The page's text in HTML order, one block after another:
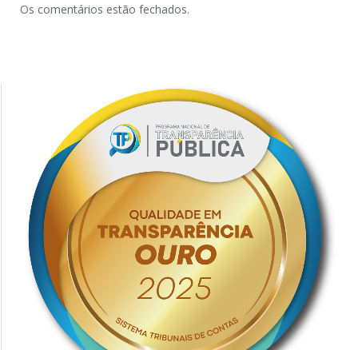
Os comentários estão fechados.